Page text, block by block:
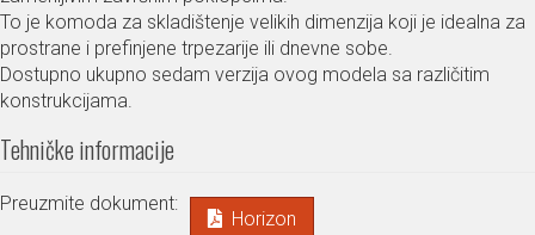
To je komoda za skladištenje velikih dimenzija koji je idealna za
prostrane i prefinjene trpezarije ili dnevne sobe.
Dostupno ukupno sedam verzija ovog modela sa različitim
konstrukcijama.
Tehničke informacije
Preuzmite dokument:
Horizon